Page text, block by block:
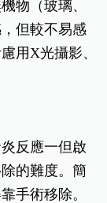
物（玻璃、
但較不易感
用X光攝影、
反應一但啟
的難度。簡
手術移除。